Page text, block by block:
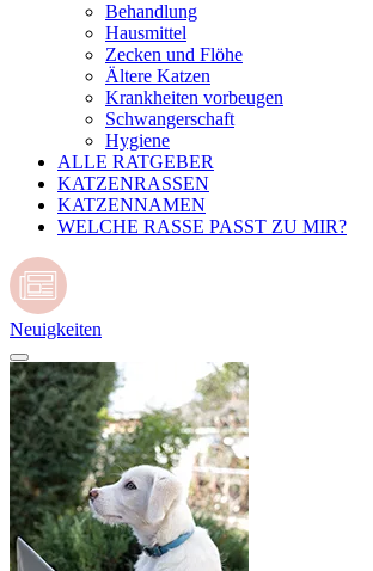
Behandlung
Hausmittel
Zecken und Flöhe
Ältere Katzen
Krankheiten vorbeugen
Schwangerschaft
Hygiene
ALLE RATGEBER
KATZENRASSEN
KATZENNAMEN
WELCHE RASSE PASST ZU MIR?
Neuigkeiten